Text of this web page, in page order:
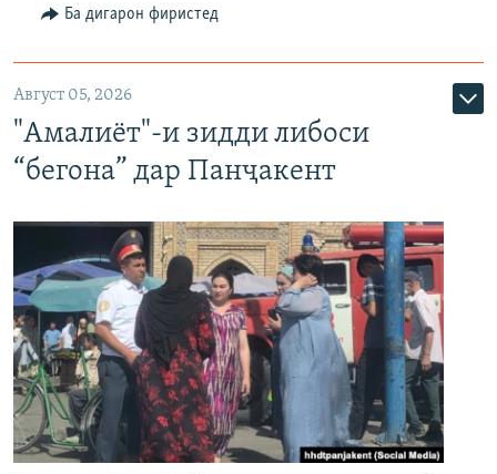
Ба дигарон фиристед
Август 05, 2026
"Амалиёт"-и зидди либоси
“бегона” дар Панҷакент